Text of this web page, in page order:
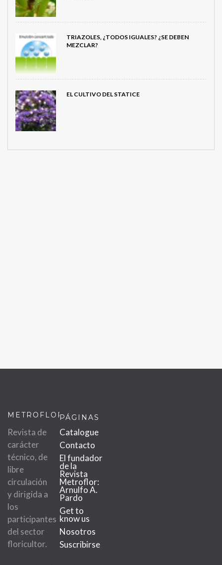
TRIAZOLES, ¿TODOS IGUALES? ¿SE DEBEN
MEZCLAR?
EL CULTIVO DEL STATICE
METROFLOR
Revista de
carácter
técnico, de
libre
circulación
y dirigida a
los
participantes
del sector
floricultor.
PÁGINAS
Catalogue
Contacto
El fundador
de la
Revista
Metroflor:
Arnulfo A.
Pardo
Get to
know us
Nosotros
Suscribirse